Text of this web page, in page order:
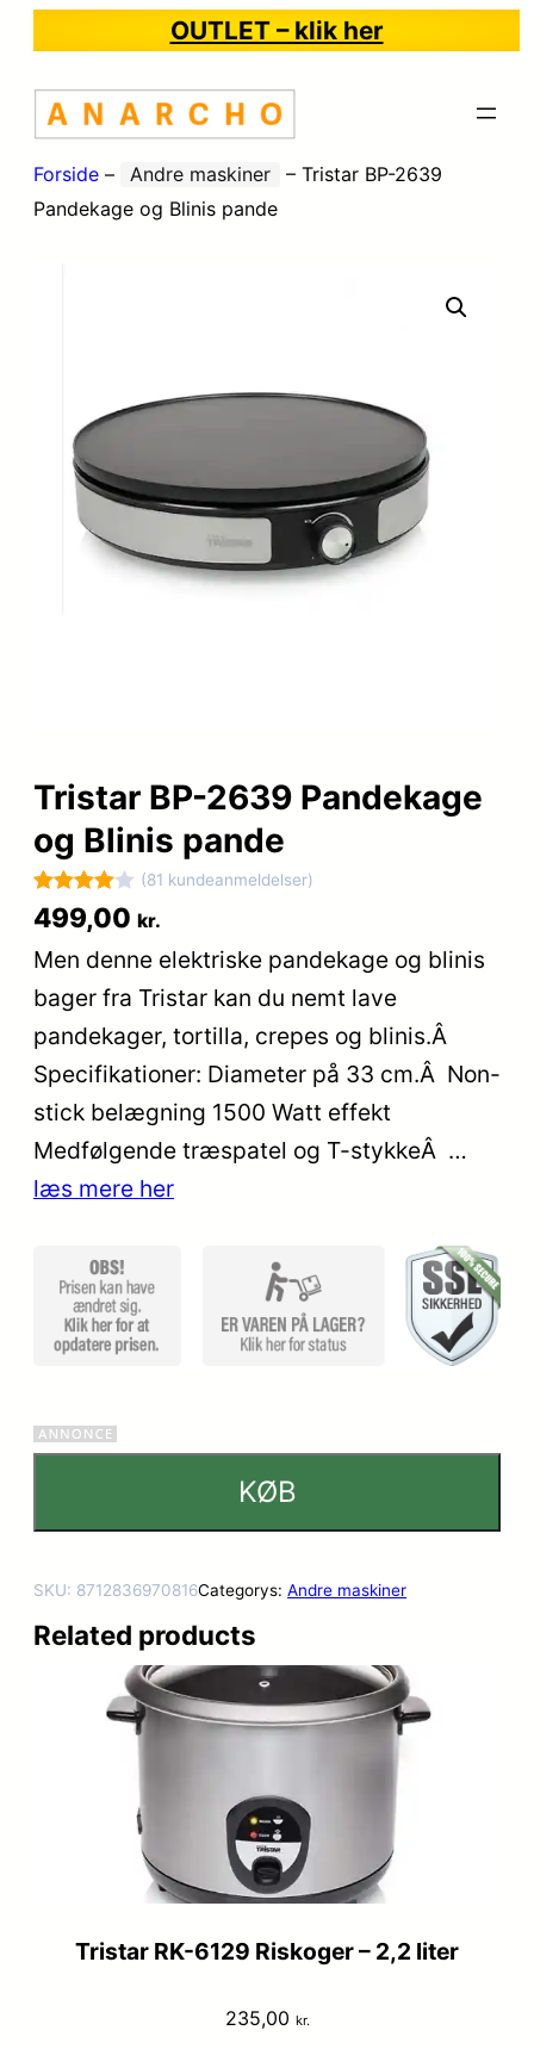
OUTLET – klik her
Forside – Andre maskiner – Tristar BP-2639
Pandekage og Blinis pande
Tristar BP-2639 Pandekage
og Blinis pande
Bedømt
4
ud af 5
baseret
81
ømmelse
r
(81 kundeanmeldelser)
499,00 kr.
Men denne elektriske pandekage og blinis
bager fra Tristar kan du nemt lave
pandekager, tortilla, crepes og blinis.Â
Specifikationer: Diameter på 33 cm.Â Non-
stick belægning 1500 Watt effekt
Medfølgende træspatel og T-stykkeÂ …
læs mere her
KØB
SKU: 8712836970816Categorys: Andre maskiner
Related products
Tristar RK-6129 Riskoger – 2,2 liter
235,00 kr.